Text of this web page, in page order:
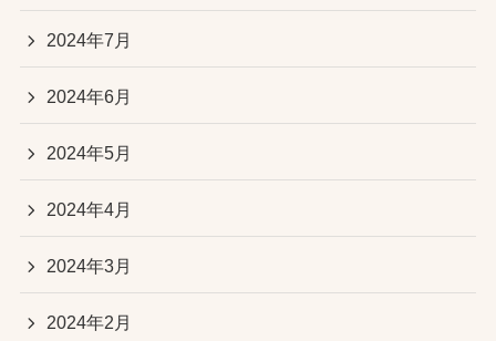
2024年7月
2024年6月
2024年5月
2024年4月
2024年3月
2024年2月